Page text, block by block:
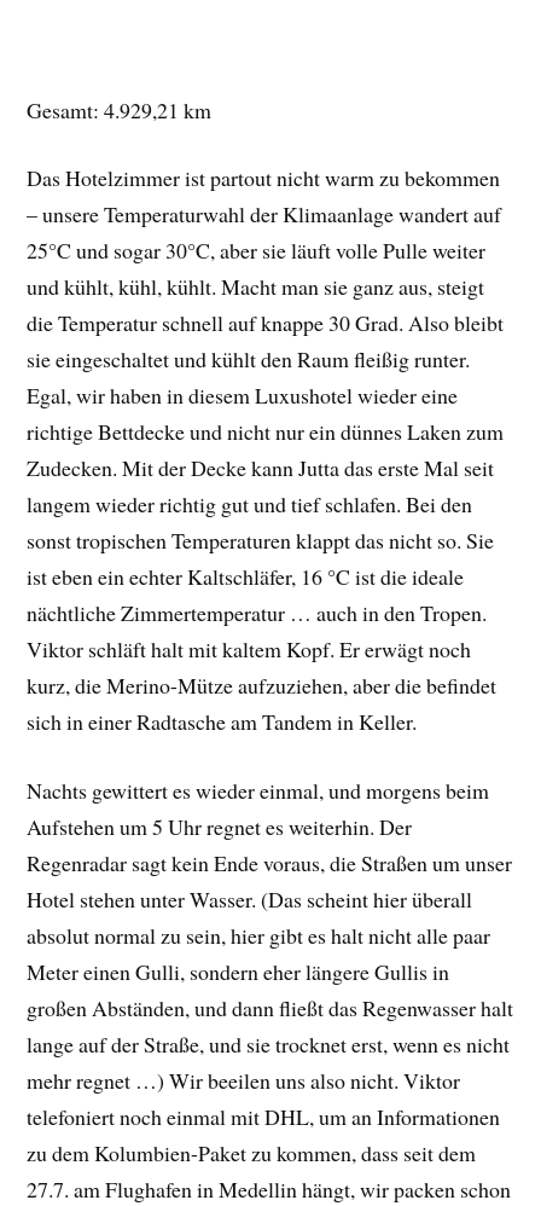
Gesamt: 4.929,21 km
Das Hotelzimmer ist partout nicht warm zu bekommen
– unsere Temperaturwahl der Klimaanlage wandert auf
25°C und sogar 30°C, aber sie läuft volle Pulle weiter
und kühlt, kühl, kühlt. Macht man sie ganz aus, steigt
die Temperatur schnell auf knappe 30 Grad. Also bleibt
sie eingeschaltet und kühlt den Raum fleißig runter.
Egal, wir haben in diesem Luxushotel wieder eine
richtige Bettdecke und nicht nur ein dünnes Laken zum
Zudecken. Mit der Decke kann Jutta das erste Mal seit
langem wieder richtig gut und tief schlafen. Bei den
sonst tropischen Temperaturen klappt das nicht so. Sie
ist eben ein echter Kaltschläfer, 16 °C ist die ideale
nächtliche Zimmertemperatur … auch in den Tropen.
Viktor schläft halt mit kaltem Kopf. Er erwägt noch
kurz, die Merino-Mütze aufzuziehen, aber die befindet
sich in einer Radtasche am Tandem in Keller.
Nachts gewittert es wieder einmal, und morgens beim
Aufstehen um 5 Uhr regnet es weiterhin. Der
Regenradar sagt kein Ende voraus, die Straßen um unser
Hotel stehen unter Wasser. (Das scheint hier überall
absolut normal zu sein, hier gibt es halt nicht alle paar
Meter einen Gulli, sondern eher längere Gullis in
großen Abständen, und dann fließt das Regenwasser halt
lange auf der Straße, und sie trocknet erst, wenn es nicht
mehr regnet …) Wir beeilen uns also nicht. Viktor
telefoniert noch einmal mit DHL, um an Informationen
zu dem Kolumbien-Paket zu kommen, dass seit dem
27.7. am Flughafen in Medellin hängt, wir packen schon